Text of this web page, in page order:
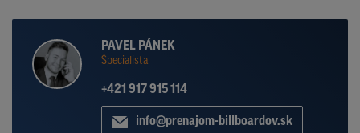
PAVEL PÁNEK
Špecialista
+421 917 915 114
info@prenajom-billboardov.sk